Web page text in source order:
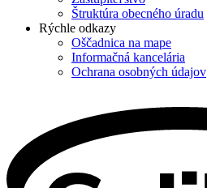
Štruktúra obecného úradu
Rýchle odkazy
Oščadnica na mape
Informačná kancelária
Ochrana osobných údajov